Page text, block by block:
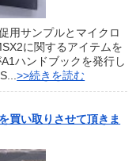
用サンプルとマイクロ
に関するアイテムを
ハンドブックを発行し
>>続きを読む
買い取りさせて頂きま